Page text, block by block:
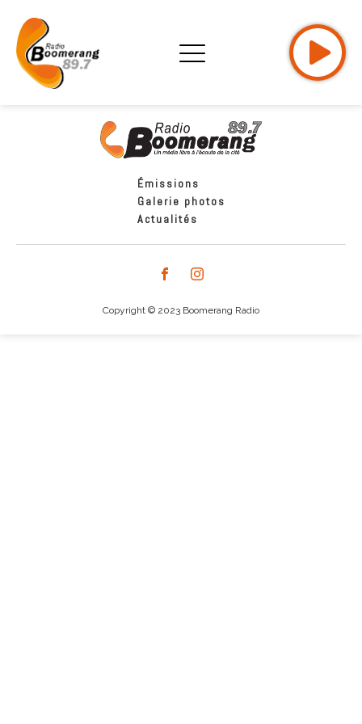
Émissions
Galerie photos
Actualités
Copyright © 2023 Boomerang Radio